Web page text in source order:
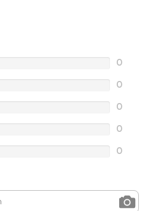
0
0
0
0
0